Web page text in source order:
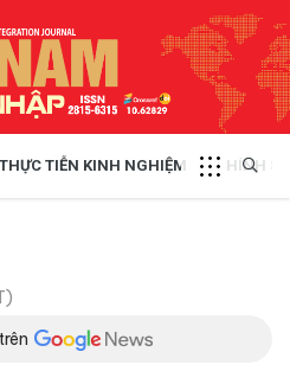
THỰC TIỄN KINH NGHIỆM CHÍNH